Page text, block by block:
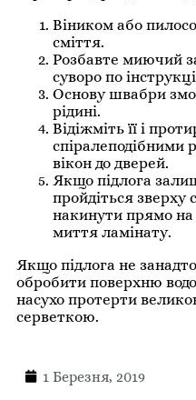
Віником або
сміття.
Розбавте миючий
суворо по
Основу швабри
рідині.
Відіжміть її і
спіралеподібними
вікон до дверей.
Якщо підлога
пройдіться зверху
накинути прямо
миття ламінату.
Якщо підлога не
обробити поверхню
насухо протерти
серветкою.
1 Березня, 2019